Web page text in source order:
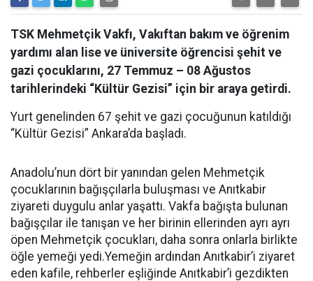
TSK Mehmetçik Vakfı, Vakıftan bakım ve öğrenim
yardımı alan lise ve üniversite öğrencisi şehit ve
gazi çocuklarını, 27 Temmuz – 08 Ağustos
tarihlerindeki “Kültür Gezisi” için bir araya getirdi.
Yurt genelinden 67 şehit ve gazi çocuğunun katıldığı
“Kültür Gezisi” Ankara’da başladı.
Anadolu’nun dört bir yanından gelen Mehmetçik
çocuklarının bağışçılarla buluşması ve Anıtkabir
ziyareti duygulu anlar yaşattı. Vakfa bağışta bulunan
bağışçılar ile tanışan ve her birinin ellerinden ayrı ayrı
öpen Mehmetçik çocukları, daha sonra onlarla birlikte
öğle yemeği yedi.Yemeğin ardından Anıtkabir’i ziyaret
eden kafile, rehberler eşliğinde Anıtkabir’i gezdikten